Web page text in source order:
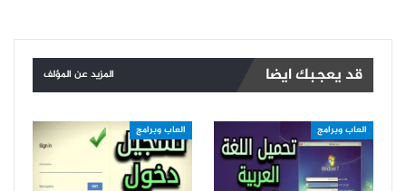
قد يعجبك ايضا المزيد عن المؤلف
العاب وبرامج العاب وبرامج